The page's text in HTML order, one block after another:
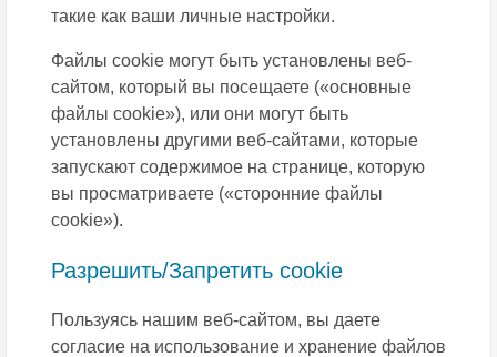
такие как ваши личные настройки.
Файлы сookie могут быть установлены веб-
сайтом, который вы посещаете («основные
файлы сookie»), или они могут быть
установлены другими веб-сайтами, которые
запускают содержимое на странице, которую
вы просматриваете («сторонние файлы
сookie»).
Разрешить/Запретить cookie
Пользуясь нашим веб-сайтом, вы даете
согласие на использование и хранение файлов